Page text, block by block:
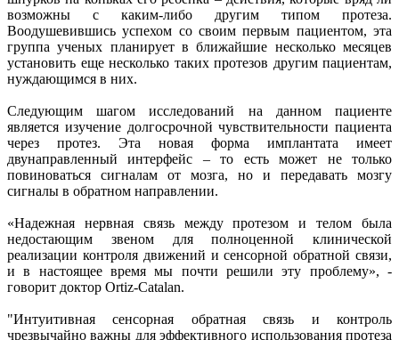
возможны с каким-либо другим типом протеза.
Воодушевившись успехом со своим первым пациентом, эта
группа ученых планирует в ближайшие несколько месяцев
установить еще несколько таких протезов другим пациентам,
нуждающимся в них.
Следующим шагом исследований на данном пациенте
является изучение долгосрочной чувствительности пациента
через протез. Эта новая форма имплантата имеет
двунаправленный интерфейс – то есть может не только
повиноваться сигналам от мозга, но и передавать мозгу
сигналы в обратном направлении.
«Надежная нервная связь между протезом и телом была
недостающим звеном для полноценной клинической
реализации контроля движений и сенсорной обратной связи,
и в настоящее время мы почти решили эту проблему», -
говорит доктор Ortiz-Catalan.
"Интуитивная сенсорная обратная связь и контроль
чрезвычайно важны для эффективного использования протеза